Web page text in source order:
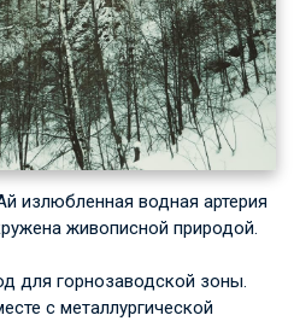
излюбленная водная артерия
живописной природой.
для горнозаводской зоны.
с металлургической